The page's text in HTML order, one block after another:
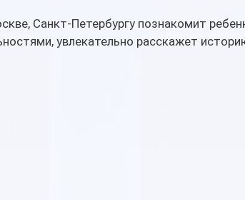
Санкт-Петербургу познакомит
увлекательно расскажет